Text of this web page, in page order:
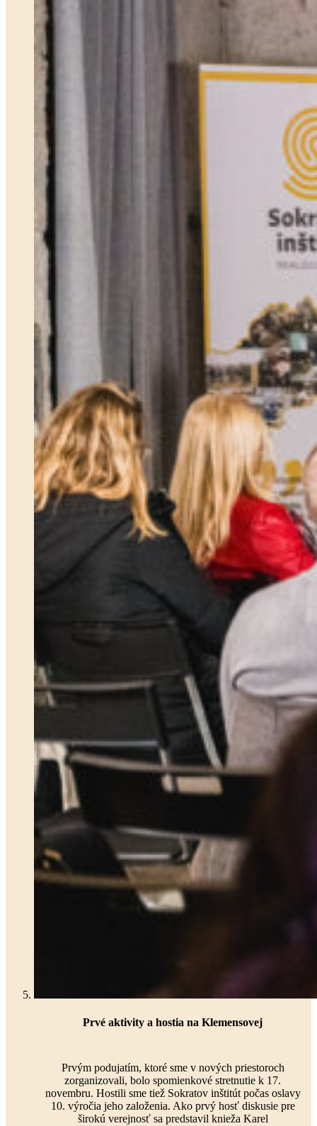
Prvé aktivity a hostia na Klemensovej
Prvým podujatím, ktoré sme v nových priestoroch
zorganizovali, bolo spomienkové stretnutie k 17.
novembru. Hostili sme tiež Sokratov inštitút počas oslavy
10. výročia jeho založenia. Ako prvý hosť diskusie pre
širokú verejnosť sa predstavil knieža Karel